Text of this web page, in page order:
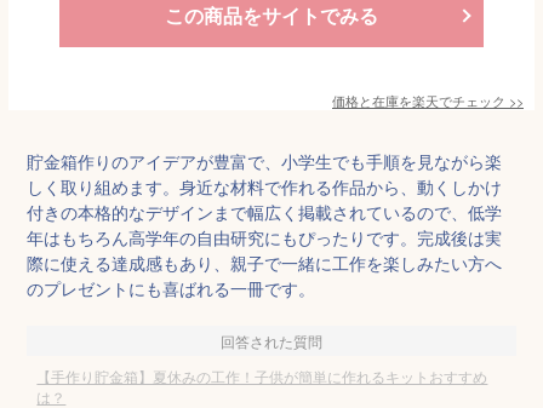
この商品をサイトでみる
価格と在庫を楽天でチェック >>
貯金箱作りのアイデアが豊富で、小学生でも手順を見ながら楽
しく取り組めます。身近な材料で作れる作品から、動くしかけ
付きの本格的なデザインまで幅広く掲載されているので、低学
年はもちろん高学年の自由研究にもぴったりです。完成後は実
際に使える達成感もあり、親子で一緒に工作を楽しみたい方へ
のプレゼントにも喜ばれる一冊です。
回答された質問
【手作り貯金箱】夏休みの工作！子供が簡単に作れるキットおすすめ
は？